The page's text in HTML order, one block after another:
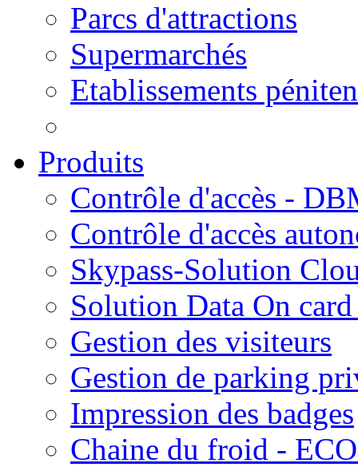
Parcs d'attractions
Supermarchés
Etablissements
Produits
Contrôle d'accès -
Contrôle d'accès
Skypass-Solution
Solution Data On
Gestion des visiteurs
Gestion de parking
Impression des badges
Chaine du froid -